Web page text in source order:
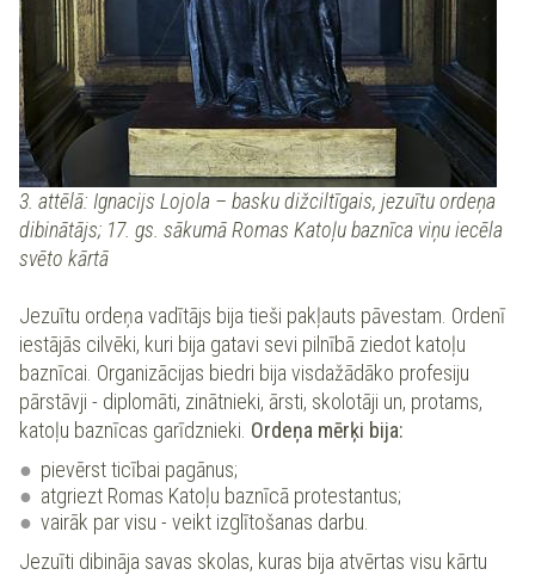
3. attēlā: Ignacijs Lojola – basku dižciltīgais, jezuītu ordeņa
dibinātājs; 17. gs. sākumā Romas Katoļu baznīca viņu iecēla
svēto kārtā
Jezuītu ordeņa vadītājs bija tieši pakļauts pāvestam. Ordenī
iestājās cilvēki, kuri bija gatavi sevi pilnībā ziedot katoļu
baznīcai. Organizācijas biedri bija visdažādāko profesiju
pārstāvji - diplomāti, zinātnieki, ārsti, skolotāji un, protams,
katoļu baznīcas garīdznieki. Ordeņa mērķi bija:
pievērst ticībai pagānus;
atgriezt Romas Katoļu baznīcā protestantus;
vairāk par visu - veikt izglītošanas darbu.
Jezuīti dibināja savas skolas, kuras bija atvērtas visu kārtu